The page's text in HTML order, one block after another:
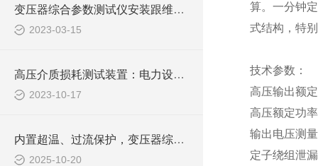
变压器综合参数测试仪安装跟维护有哪些要注意
2023-03-15
高压介质损耗测试装置：电力设备的细密检测工具
2023-10-17
内置超温、过流保护，变压器综合参数测试仪兼顾安全与效率，助力电力现场作业
2025-10-20
算。一分钟
式结构，特
技术参数：
高压输出额
高压额定功
输出电压测
定子绕组泄